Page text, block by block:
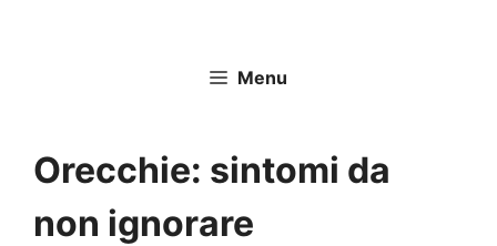
Menu
Orecchie: sintomi da
non ignorare